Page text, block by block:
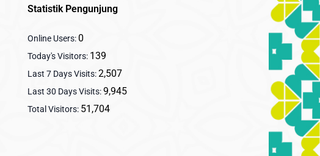
Statistik Pengunjung
Online Users:0
Today's Visitors: 139
Last 7 Days Visits:2,507
Last 30 Days Visits:9,945
Total Visitors: 51,704